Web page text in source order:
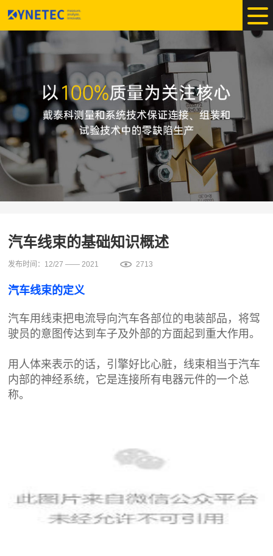
汽车线束的基础知识概述
发布时间：12/27 —— 2021 2713
汽车线束的定义
汽车用线束把电流导向汽车各部位的电装部品，将驾
驶员的意图传达到车子及外部的方面起到重大作用。
用人体来表示的话，引擎好比心脏，线束相当于汽车
内部的神经系统，它是连接所有电器元件的一个总
称。